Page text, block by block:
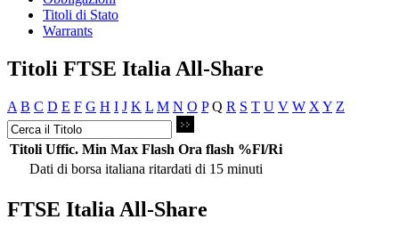
Titoli di Stato
Warrants
Titoli FTSE Italia All-Share
A B C D E F G H I J K L M N O P Q R S T U V W X Y Z
Titoli Uffic. Min Max Flash Ora flash %Fl/Ri
Dati di borsa italiana ritardati di 15 minuti
FTSE Italia All-Share